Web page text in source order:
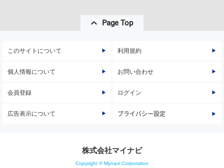
Page Top
このサイトについて 利用規約
個人情報について お問い合わせ
会員登録 ログイン
広告表示について プライバシー設定
株式会社マイナビ
Copyright © Mynavi Corporation